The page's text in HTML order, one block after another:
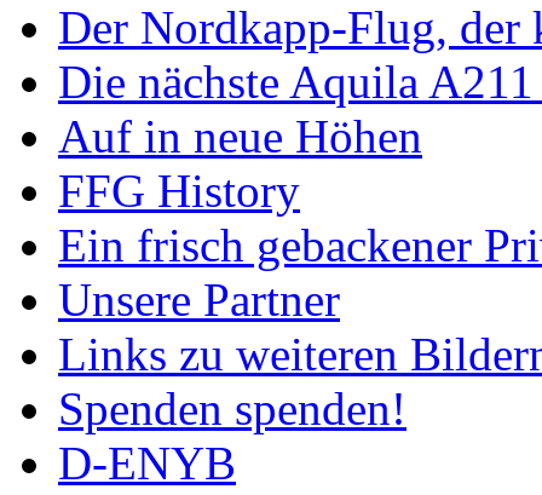
Der Nordkapp-Flug, der
Die nächste Aquila
Auf in neue Höhen
FFG History
Ein frisch gebackener
Unsere Partner
Links zu weiteren
Spenden spenden!
D-ENYB